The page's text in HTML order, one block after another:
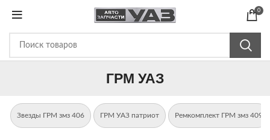
0
ГРМ УАЗ
Звезды ГРМ змз 406 ГРМ УАЗ патриот Ремкомплект ГРМ змз 409